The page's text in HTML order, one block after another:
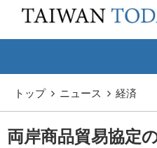
メイン コンテンツへスキップ
トップ ニュース 経済
両岸商品貿易協定